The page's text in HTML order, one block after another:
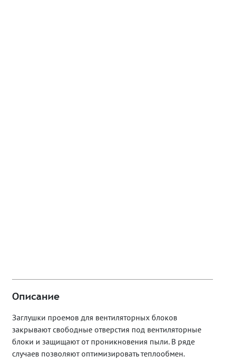
Описание
Заглушки проемов для вентиляторных блоков
закрывают свободные отверстия под вентиляторные
блоки и защищают от проникновения пыли. В ряде
случаев позволяют оптимизировать теплообмен.